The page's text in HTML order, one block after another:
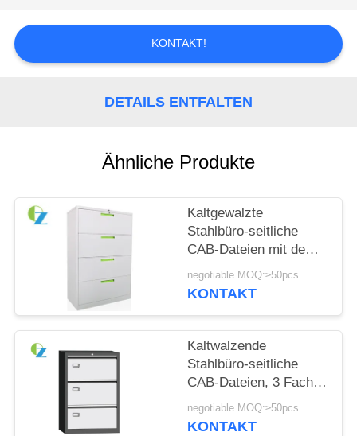
NACHRICHTEN
SITEMAP
PRIVACY
KONTAKT!
DETAILS ENTFALTEN
Ähnliche Produkte
Kaltgewalzte
Stahlbüro-seitliche
CAB-Dateien mit dem 4
Fach-modernen
Entwurf
negotiable MOQ:≥50pcs
KONTAKT
Kaltwalzende
Stahlbüro-seitliche
CAB-Dateien, 3 Fach-
Stahl-CAB-Datei
negotiable MOQ:≥50pcs
KONTAKT